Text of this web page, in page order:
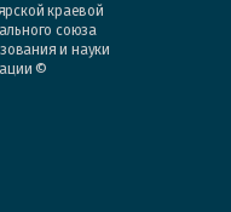
краевой
союза
и науки
©